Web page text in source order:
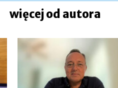
więcej od autora